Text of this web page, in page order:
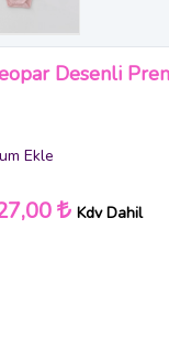
Desenli
Ekle
Kdv Dahil